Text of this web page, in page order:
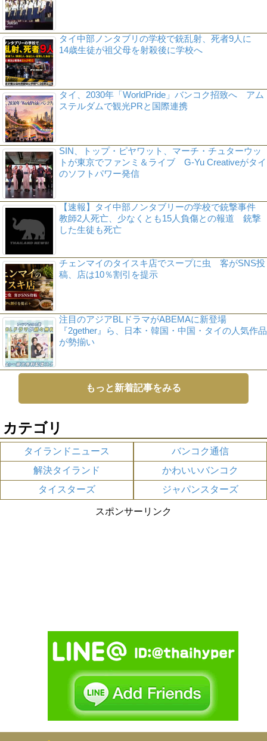
タイ中部ノンタブリの学校で銃乱射、死者9人に
14歳生徒が祖父母を射殺後に学校へ
タイ、2030年「WorldPride」バンコク招致へ アム
ステルダムで観光PRと国際連携
SIN、トップ・ピヤワット、マーチ・チュターウッ
トが東京でファンミ＆ライブ G-Yu Creativeがタイ
のソフトパワー発信
【速報】タイ中部ノンタブリーの学校で銃撃事件
教師2人死亡、少なくとも15人負傷との報道 銃撃
した生徒も死亡
チェンマイのタイスキ店でスープに虫 客がSNS投
稿、店は10％割引を提示
注目のアジアBLドラマがABEMAに新登場
『2gether』ら、日本・韓国・中国・タイの人気作品
が勢揃い
もっと新着記事をみる
カテゴリ
タイランドニュース
バンコク通信
解決タイランド
かわいいバンコク
タイスターズ
ジャパンスターズ
スポンサーリンク